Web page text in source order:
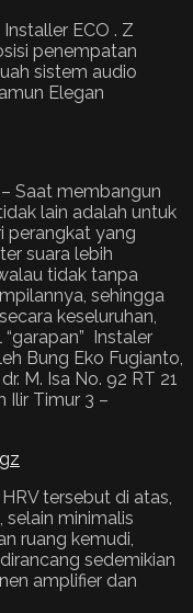
ECO . Z
penempatan
sistem audio
– Saat membangun
lain adalah untuk
perangkat yang
suara lebih
tidak tanpa
sehingga
keseluruhan,
Instaler
Bung Eko Fugianto,
M. Isa No. 92 RT 21
Ilir Timur 3 –
tersebut di atas,
selain minimalis
ruang kemudi,
sedemikian
amplifier dan